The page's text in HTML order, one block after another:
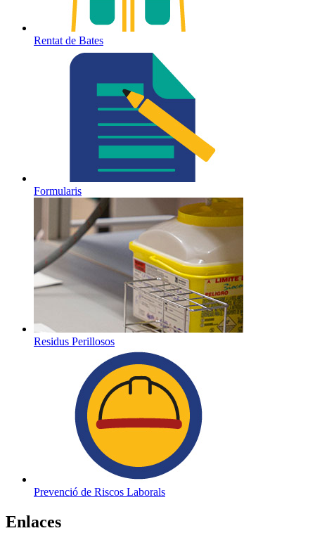
Rentat de Bates
Formularis
Residus Perillosos
Prevenció de Riscos Laborals
Enlaces